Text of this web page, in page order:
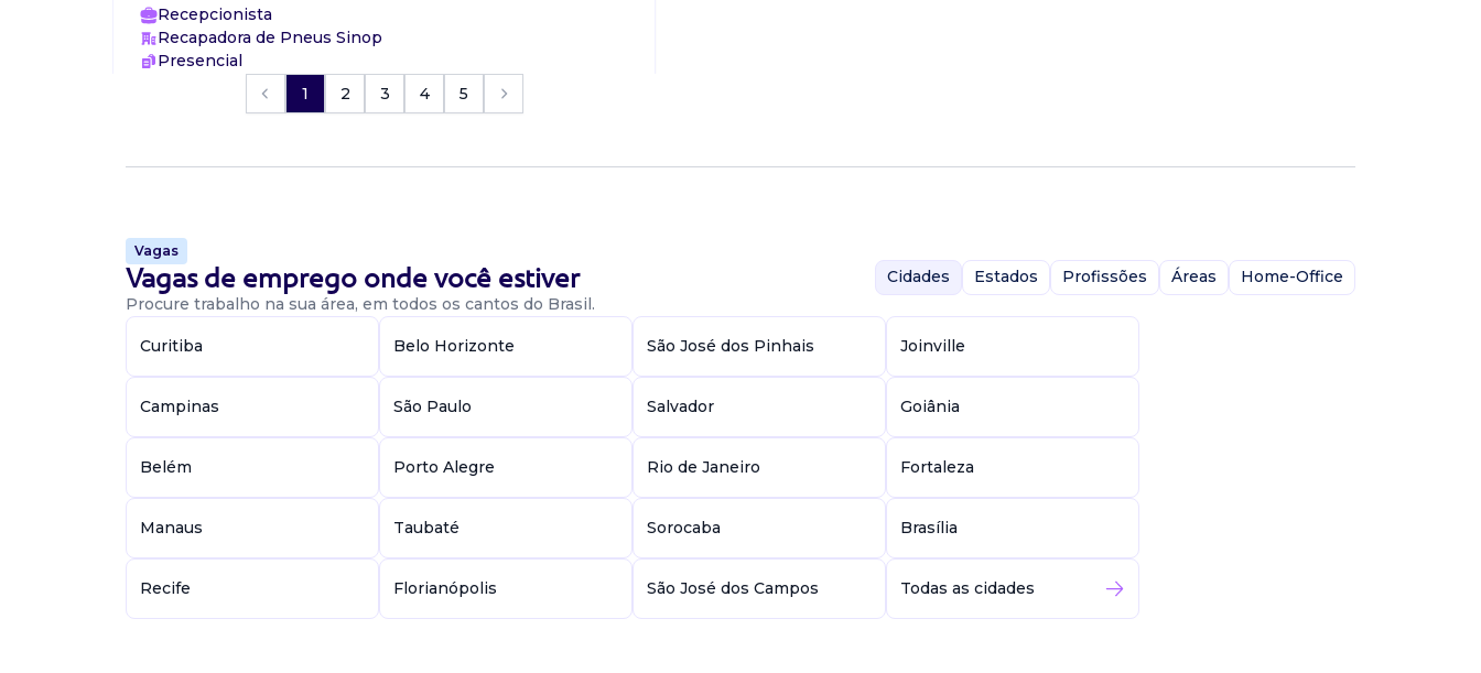
Recepcionista
Recapadora de Pneus Sinop
Presencial
Vaga De Recepcionista
recepcionista
Grupo Monte Sião
Sinop / MT
Vaga para recepcionista em sinop/mt. Requisitos: experiência
comprovada, boa comunicação e relacionamento interpessoal,
Vaga De Recepcionista
Recepcionista
Presencial
1 2 3 4 5
Vagas
Vagas de emprego onde você estiver
Procure trabalho na sua área, em todos os cantos do Brasil.
Cidades Estados Profissões Áreas Home-Office
Curitiba Belo Horizonte São José dos Pinhais Joinville
Campinas São Paulo Salvador Goiânia
Belém Porto Alegre Rio de Janeiro Fortaleza
Manaus Taubaté Sorocaba Brasília
Recife Florianópolis São José dos Campos Todas as cidades